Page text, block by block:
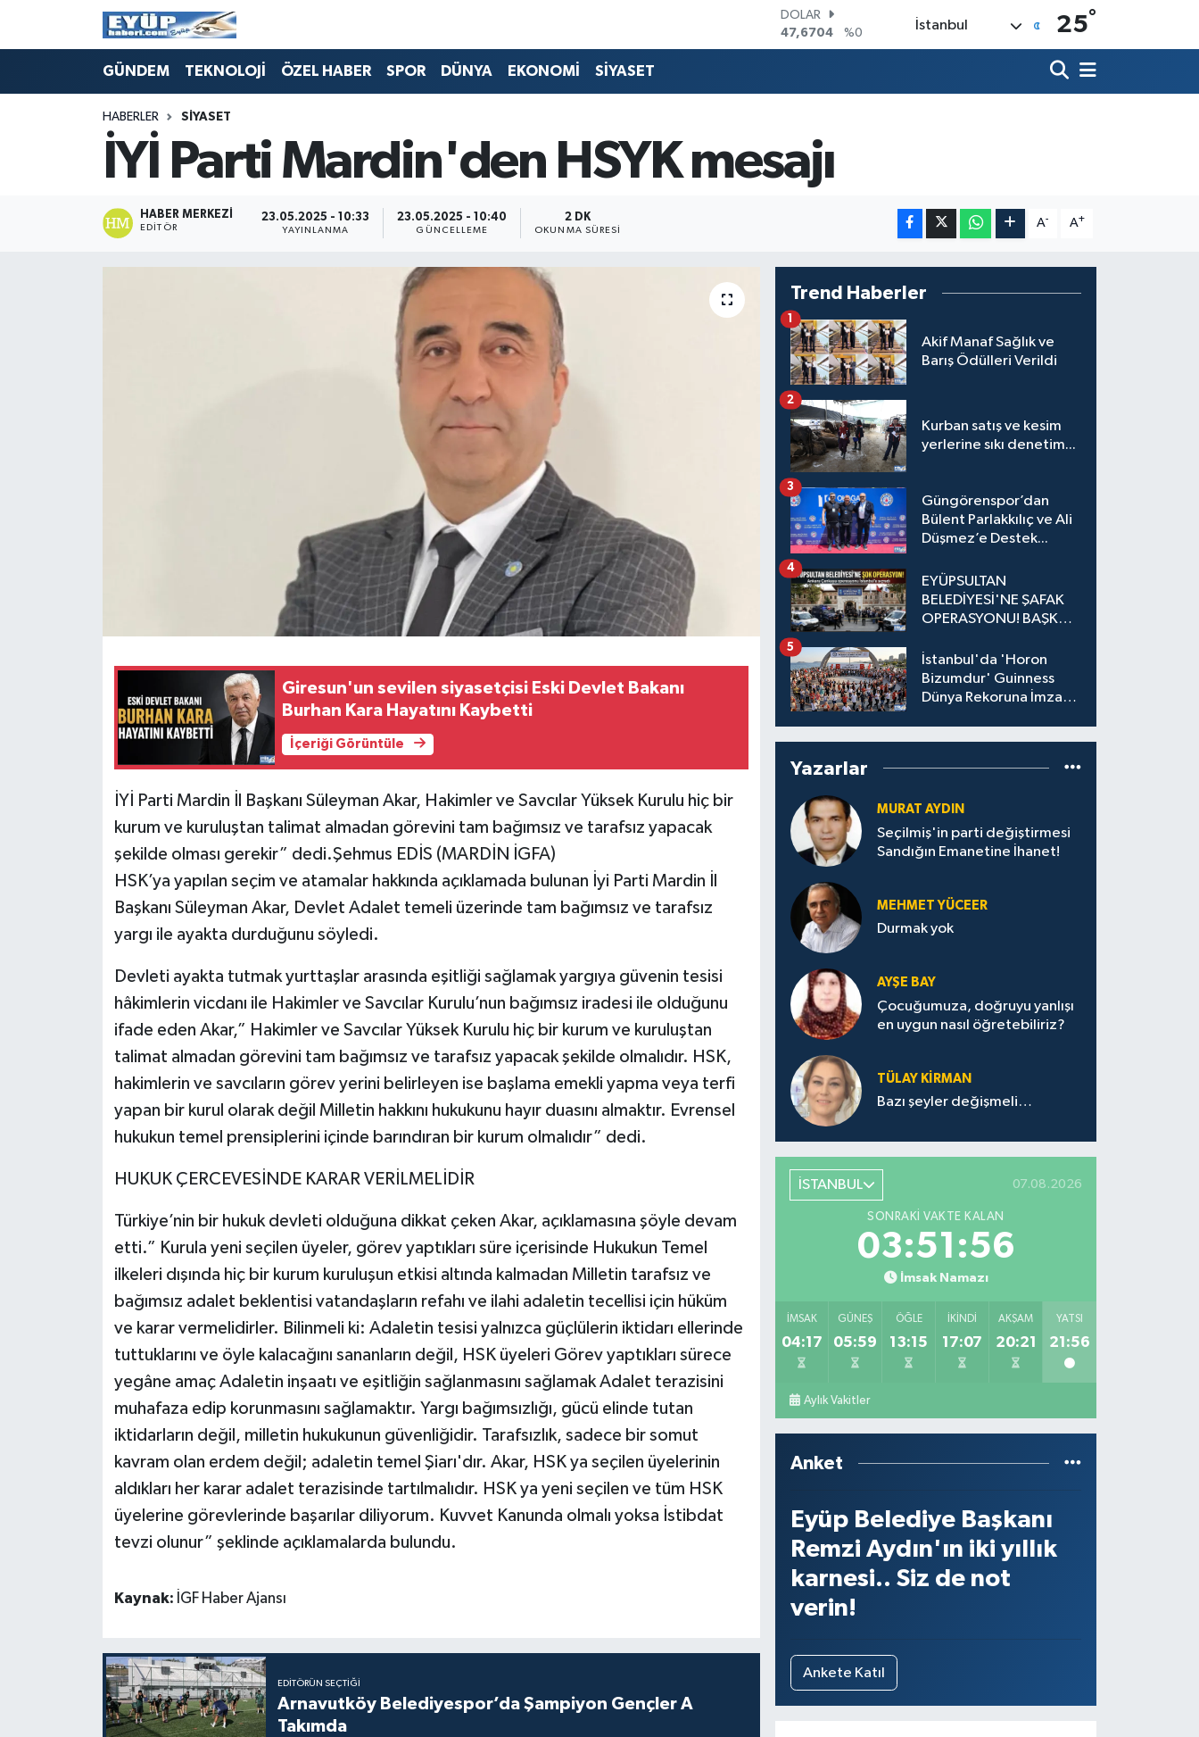
DOLAR
47,6704
%0
EURO
6500.87
BİST100
13.799
%70
İstanbul 25°
GÜNDEM TEKNOLOJİ ÖZEL HABER SPOR DÜNYA EKONOMİ SİYASET
HABERLER SİYASET
İYİ Parti Mardin'den HSYK mesajı
HABER MERKEZI
EDITÖR
23.05.2025 - 10:33
YAYINLANMA
23.05.2025 - 10:40
GÜNCELLEME
2 DK
OKUNMA SÜRESI
A- A+
Giresun'un sevilen siyasetçisi Eski Devlet Bakanı
Burhan Kara Hayatını Kaybetti
İçeriği Görüntüle
İYİ Parti Mardin İl Başkanı Süleyman Akar, Hakimler ve Savcılar Yüksek Kurulu hiç bir
kurum ve kuruluştan talimat almadan görevini tam bağımsız ve tarafsız yapacak
şekilde olması gerekir” dedi.Şehmus EDİS (MARDİN İGFA)
HSK’ya yapılan seçim ve atamalar hakkında açıklamada bulunan İyi Parti Mardin İl
Başkanı Süleyman Akar, Devlet Adalet temeli üzerinde tam bağımsız ve tarafsız
yargı ile ayakta durduğunu söyledi.
Devleti ayakta tutmak yurttaşlar arasında eşitliği sağlamak yargıya güvenin tesisi
hâkimlerin vicdanı ile Hakimler ve Savcılar Kurulu’nun bağımsız iradesi ile olduğunu
ifade eden Akar,” Hakimler ve Savcılar Yüksek Kurulu hiç bir kurum ve kuruluştan
talimat almadan görevini tam bağımsız ve tarafsız yapacak şekilde olmalıdır. HSK,
hakimlerin ve savcıların görev yerini belirleyen ise başlama emekli yapma veya terfi
yapan bir kurul olarak değil Milletin hakkını hukukunu hayır duasını almaktır. Evrensel
hukukun temel prensiplerini içinde barındıran bir kurum olmalıdır” dedi.
HUKUK ÇERCEVESİNDE KARAR VERİLMELİDİR
Türkiye’nin bir hukuk devleti olduğuna dikkat çeken Akar, açıklamasına şöyle devam
etti.” Kurula yeni seçilen üyeler, görev yaptıkları süre içerisinde Hukukun Temel
ilkeleri dışında hiç bir kurum kuruluşun etkisi altında kalmadan Milletin tarafsız ve
bağımsız adalet beklentisi vatandaşların refahı ve ilahi adaletin tecellisi için hüküm
ve karar vermelidirler. Bilinmeli ki: Adaletin tesisi yalnızca güçlülerin iktidarı ellerinde
tuttuklarını ve öyle kalacağını sananların değil, HSK üyeleri Görev yaptıkları sürece
yegâne amaç Adaletin inşaatı ve eşitliğin sağlanmasını sağlamak Adalet terazisini
muhafaza edip korunmasını sağlamaktır. Yargı bağımsızlığı, gücü elinde tutan
iktidarların değil, milletin hukukunun güvenliğidir. Tarafsızlık, sadece bir somut
kavram olan erdem değil; adaletin temel Şiarı'dır. Akar, HSK ya seçilen üyelerinin
aldıkları her karar adalet terazisinde tartılmalıdır. HSK ya yeni seçilen ve tüm HSK
üyelerine görevlerinde başarılar diliyorum. Kuvvet Kanunda olmalı yoksa İstibdat
tevzi olunur” şeklinde açıklamalarda bulundu.
Kaynak: İGF Haber Ajansı
EDITÖRÜN SEÇTIĞI
Arnavutköy Belediyespor’da Şampiyon Gençler A
Takımda
Trend Haberler
Akif Manaf Sağlık ve
Barış Ödülleri Verildi
1
Kurban satış ve kesim
yerlerine sıkı denetim...
2
Güngörenspor’dan
Bülent Parlakkılıç ve Ali
Düşmez’e Destek...
3
EYÜPSULTAN
BELEDİYESİ'NE ŞAFAK
OPERASYONU! BAŞKAN
KALEM MÜDÜRÜ
GÖZALTINDA
4
İstanbul'da 'Horon
Bizumdur' Guinness
Dünya Rekoruna İmza
5
Yazarlar
MURAT AYDIN
Seçilmiş'in parti değiştirmesi
Sandığın Emanetine İhanet!
MEHMET YÜCEER
Durmak yok
AYŞE BAY
Çocuğumuza, doğruyu yanlışı
en uygun nasıl öğretebiliriz?
TÜLAY KİRMAN
Bazı şeyler değişmeli…
İSTANBUL 07.08.2026
SONRAKI VAKTE KALAN
03:51:56
İmsak Namazı
İMSAK
04:17
GÜNEŞ
05:59
ÖĞLE
13:15
İKINDI
17:07
AKŞAM
20:21
YATSI
21:56
Aylık Vakitler
Anket
Eyüp Belediye Başkanı
Remzi Aydın'ın iki yıllık
karnesi.. Siz de not
verin!
Ankete Katıl